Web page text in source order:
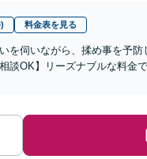
料金表を見る
を伺いながら、揉め事を予
談OK】リーズナブルな料金